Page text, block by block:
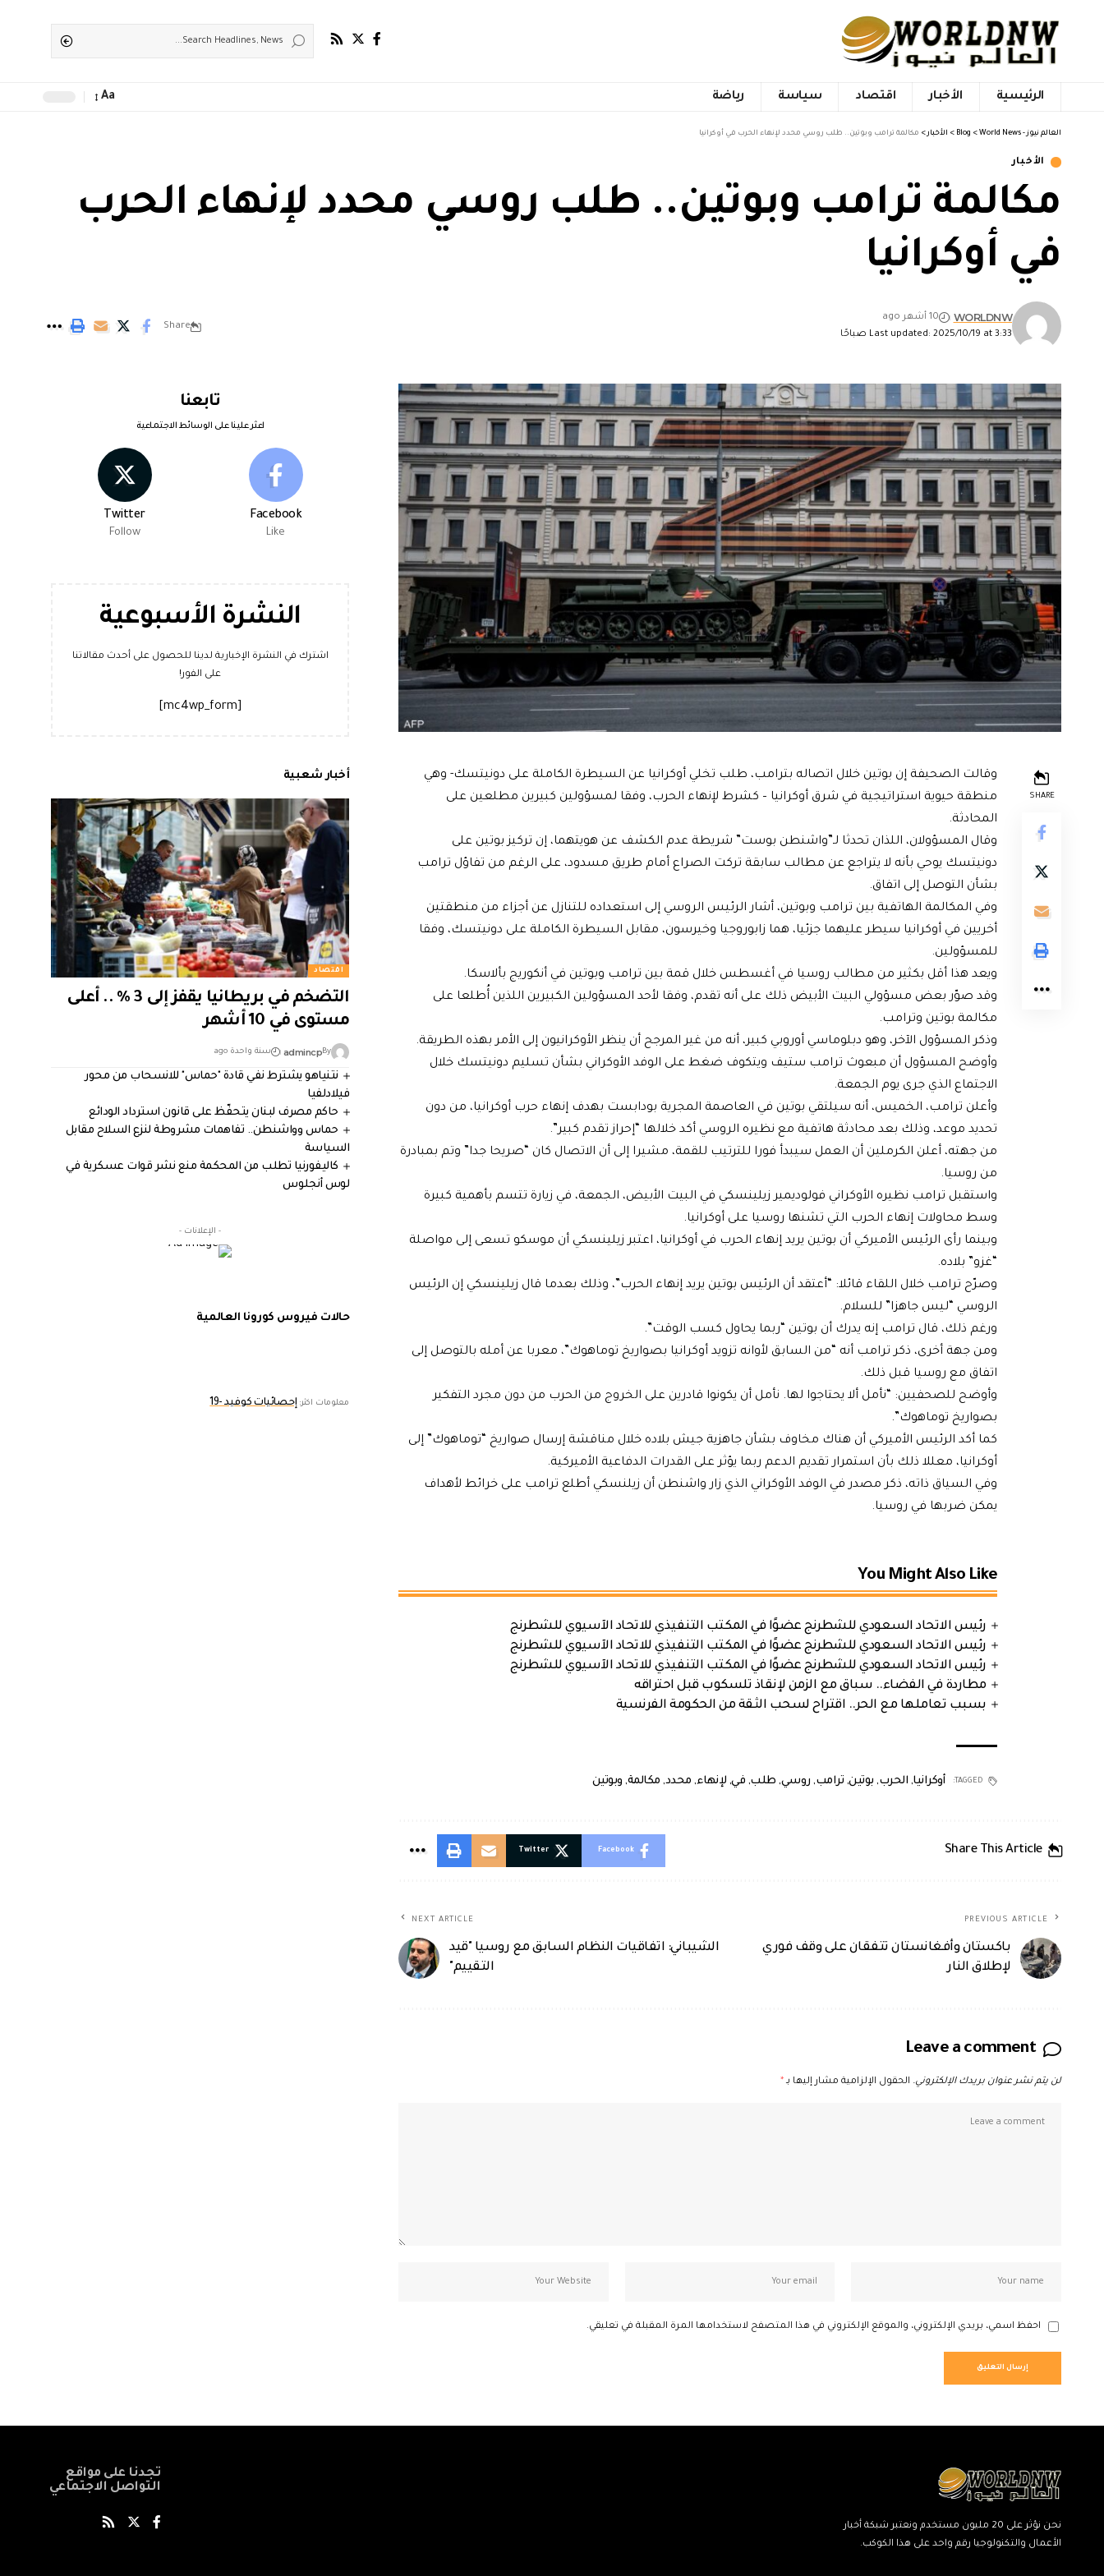
الرئيسية الأخبار اقتصاد سياسة رياضة Aa
العالم نيوز - World News >
Blog
> الأخبار > مكالمة ترامب وبوتين.. طلب روسي محدد لإنهاء الحرب في أوكرانيا
الأخبار
مكالمة ترامب وبوتين.. طلب روسي محدد لإنهاء الحرب
في أوكرانيا
Last updated: 2025/10/19 at 3:33 صباحًا
WORLDNW
10 أشهر ago
Share
SHARE
وقالت الصحيفة إن بوتين خلال اتصاله بترامب، طلب تخلي أوكرانيا عن السيطرة الكاملة على دونيتسك- وهي
منطقة حيوية استراتيجية في شرق أوكرانيا – كشرط لإنهاء الحرب، وفقا لمسؤولين كبيرين مطلعين على
المحادثة.
وقال المسؤولان، اللذان تحدثا لـ”واشنطن بوست” شريطة عدم الكشف عن هويتهما، إن تركيز بوتين على
دونيتسك يوحي بأنه لا يتراجع عن مطالب سابقة تركت الصراع أمام طريق مسدود، على الرغم من تفاؤل ترامب
بشأن التوصل إلى اتفاق.
وفي المكالمة الهاتفية بين ترامب وبوتين، أشار الرئيس الروسي إلى استعداده للتنازل عن أجزاء من منطقتين
أخريين في أوكرانيا سيطر عليهما جزئيا، هما زابوروجيا وخيرسون، مقابل السيطرة الكاملة على دونيتسك، وفقا
للمسؤولين.
ويعد هذا أقل بكثير من مطالب روسيا في أغسطس خلال قمة بين ترامب وبوتين في أنكوريج بألاسكا.
وقد صوّر بعض مسؤولي البيت الأبيض ذلك على أنه تقدم، وفقا لأحد المسؤولين الكبيرين اللذين أُطلعا على
مكالمة بوتين وترامب.
وذكر المسؤول الآخر، وهو دبلوماسي أوروبي كبير، أنه من غير المرجح أن ينظر الأوكرانيون إلى الأمر بهذه الطريقة.
وأوضح المسؤول أن مبعوث ترامب ستيف ويتكوف ضغط على الوفد الأوكراني بشأن تسليم دونيتسك خلال
الاجتماع الذي جرى يوم الجمعة.
وأعلن ترامب، الخميس، أنه سيلتقي بوتين في العاصمة المجرية بودابست بهدف إنهاء حرب أوكرانيا، من دون
تحديد موعد، وذلك بعد محادثة هاتفية مع نظيره الروسي أكد خلالها “إحراز تقدم كبير”.
من جهته، أعلن الكرملين أن العمل سيبدأ فورا للترتيب للقمة، مشيرا إلى أن الاتصال كان “صريحا جدا” وتم بمبادرة
من روسيا.
واستقبل ترامب نظيره الأوكراني فولوديمير زيلينسكي في البيت الأبيض، الجمعة، في زيارة تتسم بأهمية كبيرة
وسط محاولات إنهاء الحرب التي تشنها روسيا على أوكرانيا.
وبينما رأى الرئيس الأميركي أن بوتين يريد إنهاء الحرب في أوكرانيا، اعتبر زيلينسكي أن موسكو تسعى إلى مواصلة
“غزو” بلاده.
وصرّح ترامب خلال اللقاء قائلا: “أعتقد أن الرئيس بوتين يريد إنهاء الحرب”، وذلك بعدما قال زيلينسكي إن الرئيس
الروسي “ليس جاهزا” للسلام.
ورغم ذلك، قال ترامب إنه يدرك أن بوتين “ربما يحاول كسب الوقت”.
ومن جهة أخرى، ذكر ترامب أنه “من السابق لأوانه تزويد أوكرانيا بصواريخ توماهوك”، معربا عن أمله بالتوصل إلى
اتفاق مع روسيا قبل ذلك.
وأوضح للصحفيين: “نأمل ألا يحتاجوا لها. نأمل أن يكونوا قادرين على الخروج من الحرب من دون مجرد التفكير
بصواريخ توماهوك”.
كما أكد الرئيس الأميركي أن هناك مخاوف بشأن جاهزية جيش بلاده خلال مناقشة إرسال صواريخ “توماهوك” إلى
أوكرانيا، معللا ذلك بأن استمرار تقديم الدعم ربما يؤثر على القدرات الدفاعية الأميركية.
وفي السياق ذاته، ذكر مصدر في الوفد الأوكراني الذي زار واشنطن أن زيلنسكي أطلع ترامب على خرائط لأهداف
يمكن ضربها في روسيا.
You Might Also Like
رئيس الاتحاد السعودي للشطرنج عضوًا في المكتب التنفيذي للاتحاد الآسيوي للشطرنج
رئيس الاتحاد السعودي للشطرنج عضوًا في المكتب التنفيذي للاتحاد الآسيوي للشطرنج
رئيس الاتحاد السعودي للشطرنج عضوًا في المكتب التنفيذي للاتحاد الآسيوي للشطرنج
مطاردة في الفضاء.. سباق مع الزمن لإنقاذ تلسكوب قبل احتراقه
بسبب تعاملها مع الحر.. اقتراح لسحب الثقة من الحكومة الفرنسية
TAGGED: أوكرانيا, الحرب, بوتين, ترامب, روسي, طلب, في, لإنهاء, محدد, مكالمة, وبوتين
Share This Article
Facebook
Twitter
PREVIOUS ARTICLE
باكستان وأفغانستان تتفقان على وقف فوري
لإطلاق النار
NEXT ARTICLE
الشيباني: اتفاقيات النظام السابق مع روسيا "قيد
التقييم"
Leave a comment
لن يتم نشر عنوان بريدك الإلكتروني. الحقول الإلزامية مشار إليها بـ*
احفظ اسمي، بريدي الإلكتروني، والموقع الإلكتروني في هذا المتصفح لاستخدامها المرة المقبلة في تعليقي.
تابعنا
اعثر علينا على الوسائط الاجتماعية
Facebook
Like
Twitter
Follow
النشرة الأسبوعية
اشترك في النشرة الإخبارية لدينا للحصول على أحدث مقالاتنا
على الفور!
[mc4wp_form]
أخبار شعبية
اقتصاد
التضخم في بريطانيا يقفز إلى 3 % .. أعلى
مستوى في 10 أشهر
By
admincp سنة واحدة ago
نتنياهو يشترط نفي قادة "حماس" للانسحاب من محور
فيلادلفيا
حاكم مصرف لبنان يتحفّظ على قانون استرداد الودائع
حماس وواشنطن.. تفاهمات مشروطة لنزع السلاح مقابل
السياسة
كاليفورنيا تطلب من المحكمة منع نشر قوات عسكرية في
لوس أنجلوس
- الإعلانات -
حالات فيروس كورونا العالمية
معلومات اكثر: إحصائيات كوفيد -19
نحن نؤثر على 20 مليون مستخدم ونعتبر شبكة أخبار
الأعمال والتكنولوجيا رقم واحد على هذا الكوكب.
تجدنا على مواقع
التواصل الاجتماعي